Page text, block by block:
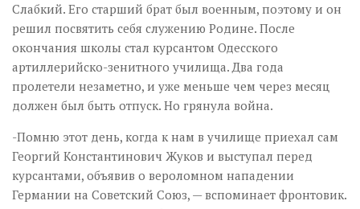
Слабкий. Его старший брат был военным, поэтому и он
решил посвятить себя служению Родине. После
окончания школы стал курсантом Одесского
артиллерийско-зенитного училища. Два года
пролетели незаметно, и уже меньше чем через месяц
должен был быть отпуск. Но грянула война.
-Помню этот день, когда к нам в училище приехал сам
Георгий Константинович Жуков и выступал перед
курсантами, объявив о вероломном нападении
Германии на Советский Союз, — вспоминает фронтовик.